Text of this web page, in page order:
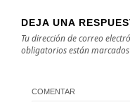
DEJA UNA
Tu dirección de correo
obligatorios están
COMENTAR